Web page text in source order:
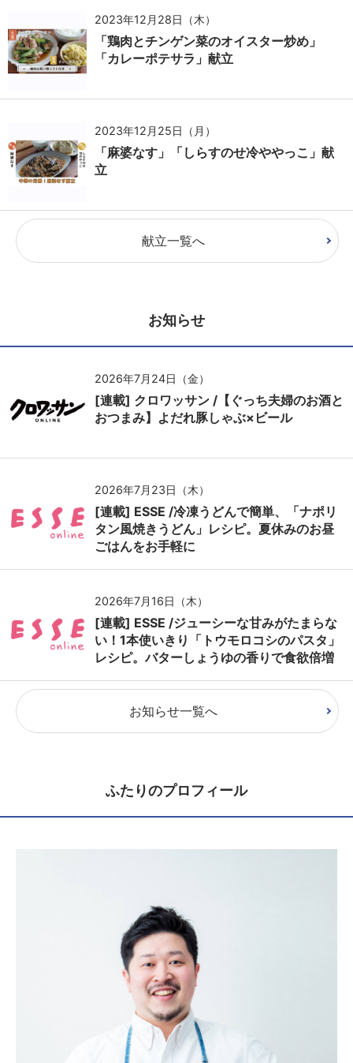
2023年12月28日（木）
「鶏肉とチンゲン菜のオイスター炒め」
「カレーポテサラ」献立
2023年12月25日（月）
「麻婆なす」「しらすのせ冷ややっこ」献
立
献立一覧へ
お知らせ
2026年7月24日（金）
[連載] クロワッサン /【ぐっち夫婦のお酒と
おつまみ】よだれ豚しゃぶ×ビール
2026年7月23日（木）
[連載] ESSE /冷凍うどんで簡単、「ナポリ
タン風焼きうどん」レシピ。夏休みのお昼
ごはんをお手軽に
2026年7月16日（木）
[連載] ESSE /ジューシーな甘みがたまらな
い！1本使いきり「トウモロコシのパスタ」
レシピ。バターしょうゆの香りで食欲倍増
お知らせ一覧へ
ふたりのプロフィール